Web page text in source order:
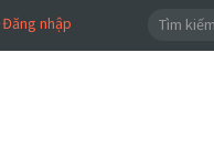
Đăng nhập